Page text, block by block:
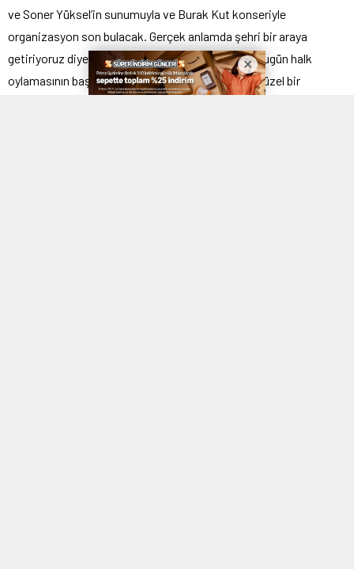
ve Soner Yüksel’in sunumuyla ve Burak Kut konseriyle
organizasyon son bulacak. Gerçek anlamda şehri bir araya
getiriyoruz diye bilirim. Keyifli bir süreç ilerliyor. Bugün halk
oylamasının başlamasıyla birlikte 14 Ocak’ta çok güzel bir